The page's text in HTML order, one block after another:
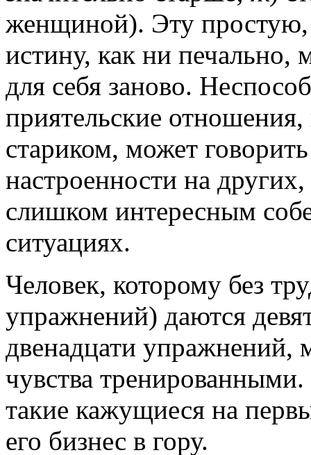
женщиной). Эту простую,
истину, как ни печально,
для себя заново.
приятельские
стариком, может
настроенности на
слишком интересным
ситуациях.
Человек, которому без
упражнений) даются
двенадцати упражнений,
чувства
такие кажущиеся на
его бизнес в гору.